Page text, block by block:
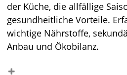
der Küche, die allfällige
gesundheitliche Vorteile.
wichtige Nährstoffe,
Anbau und Ökobilanz.